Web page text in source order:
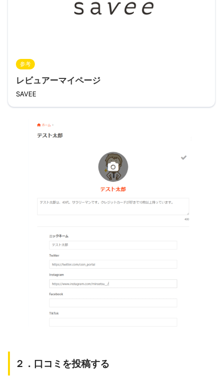
参考
レビュアーマイページ
SAVEE
２．口コミを投稿する